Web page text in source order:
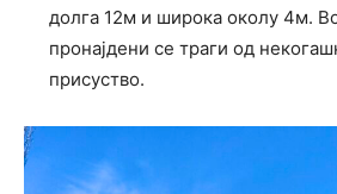
долга 12м и широка околу 4м.
пронајдени се траги од
присуство.